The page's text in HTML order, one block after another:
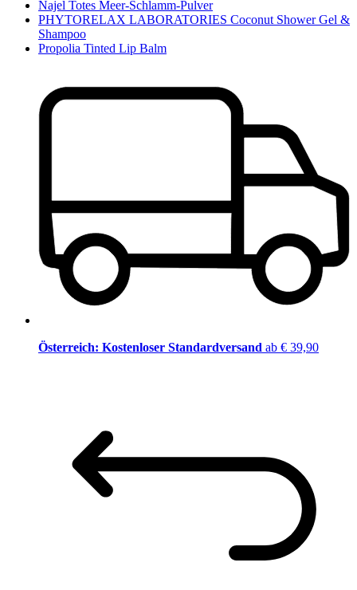
Najel Totes Meer-Schlamm-Pulver
PHYTORELAX LABORATORIES Coconut Shower Gel &
Shampoo
Propolia Tinted Lip Balm
Österreich: Kostenloser Standardversand ab € 39,90